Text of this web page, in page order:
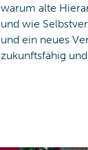
warum alte
und wie
und ein neues
zukunftsfähig